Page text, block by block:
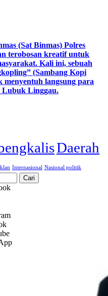
(Sat Binmas) Polres
terobosan kreatif untuk
Kali ini, sebuah
(Sambang Kopi
langsung para
Lubuk Linggau.
Daerah
Internasional Nasional politik